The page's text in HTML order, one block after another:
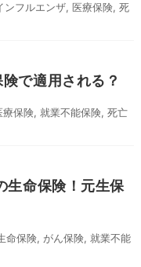
ンフルエンザ, 医療保険, 死
で適用される？
療保険, 就業不能保険, 死亡
生命保険！元生保
命保険, がん保険, 就業不能